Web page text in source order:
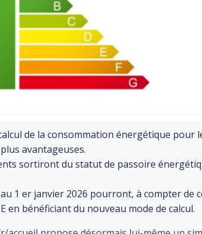
de la consommation énergétique pour
avantageuses.
sortiront du statut de passoire
1 er janvier 2026 pourront, à compter de
en bénéficiant du nouveau mode de calcul.